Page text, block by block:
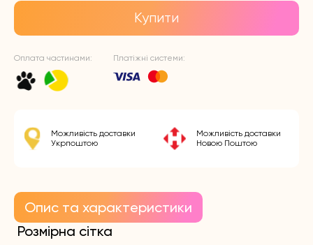
Купити
Оплата частинами: Платіжні системи:
Можливість доставки
Укрпоштою
Можливість доставки
Новою Поштою
Опис та характеристики
Розмірна сітка